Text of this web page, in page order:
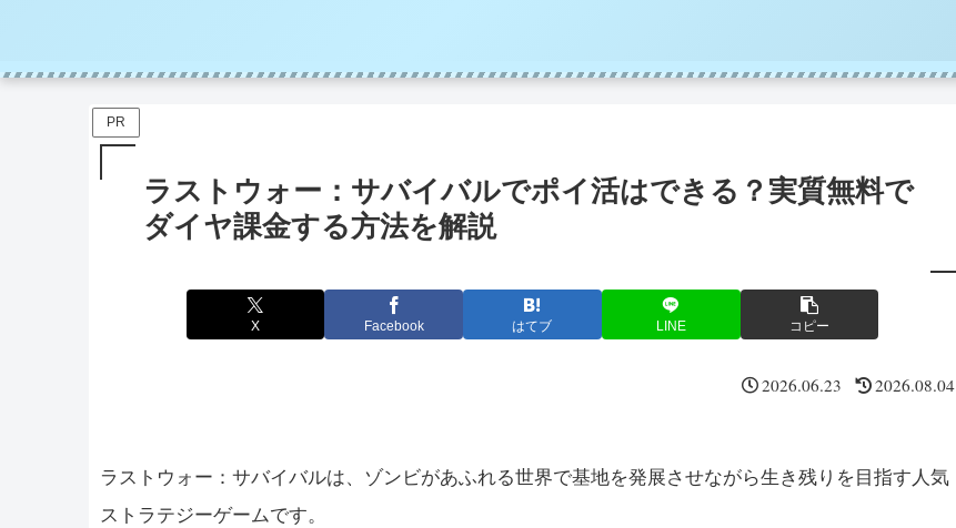
PR
ラストウォー：サバイバルでポイ活はできる？実質無料で
ダイヤ課金する方法を解説
X Facebook はてブ LINE コピー
2026.06.23 2026.08.04
ラストウォー：サバイバルは、ゾンビがあふれる世界で基地を発展させながら生き残りを目指す人気
ストラテジーゲームです。